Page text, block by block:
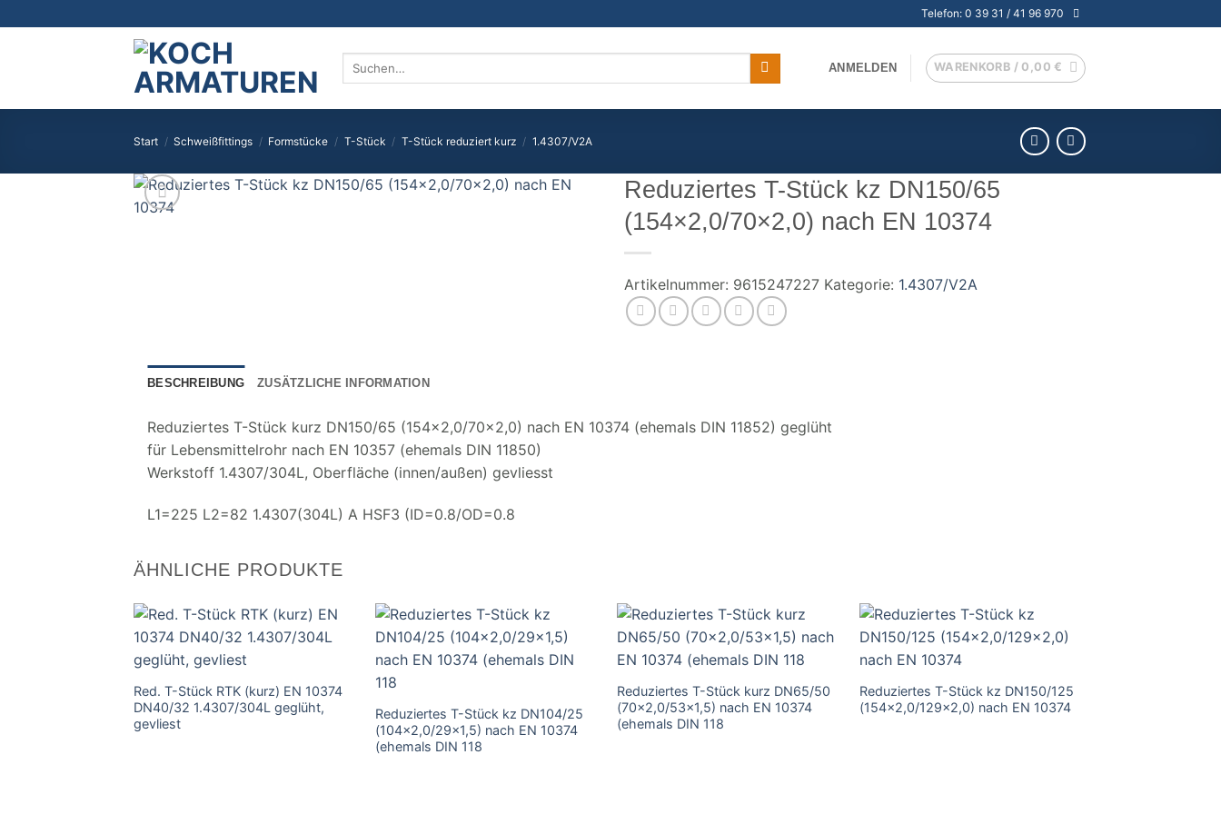
Inhalt
Telefon: 0 39 31 / 41 96 970
Suchen
ANMELDEN WARENKORB / 0,00€
Start / Schweißfittings / Formstücke / T-Stück / T-Stück reduziert kurz / 1.4307/V2A
Reduziertes T-Stück kz DN150/65
(154×2,0/70×2,0) nach EN 10374
Artikelnummer: 9615247227 Kategorie: 1.4307/V2A
BESCHREIBUNG ZUSÄTZLICHE INFORMATION
Reduziertes T-Stück kurz DN150/65 (154×2,0/70×2,0) nach EN 10374 (ehemals DIN 11852) geglüht
für Lebensmittelrohr nach EN 10357 (ehemals DIN 11850)
Werkstoff 1.4307/304L, Oberfläche (innen/außen) gevliesst
L1=225 L2=82 1.4307(304L) A HSF3 (ID=0.8/OD=0.8
ÄHNLICHE PRODUKTE
Red. T-Stück RTK (kurz) EN 10374
DN40/32 1.4307/304L geglüht,
gevliest
Reduziertes T-Stück kz DN104/25
(104×2,0/29×1,5) nach EN 10374
(ehemals DIN 118
Reduziertes T-Stück kurz DN65/50
(70×2,0/53×1,5) nach EN 10374
(ehemals DIN 118
Reduziertes T-Stück kz DN150/125
(154×2,0/129×2,0) nach EN 10374